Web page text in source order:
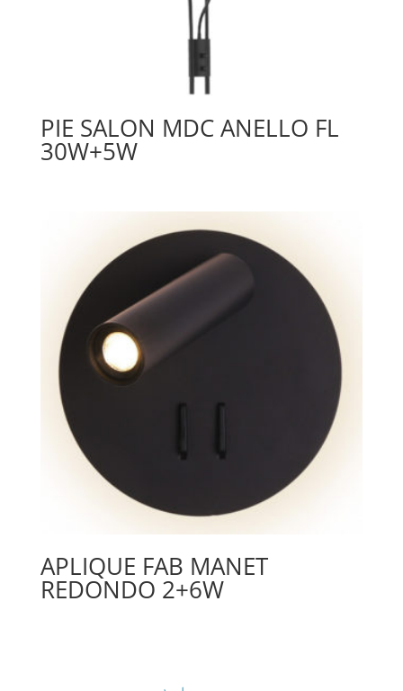
PIE SALON MDC ANELLO FL
30W+5W
APLIQUE FAB MANET
REDONDO 2+6W